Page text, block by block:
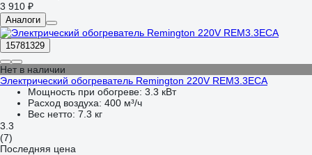
3 910 ₽
Аналоги
15781329
Нет в наличии
Электрический обогреватель Remington 220V REM3.3ECA
Мощность при обогреве: 3.3 кВт
Расход воздуха: 400 м³/ч
Вес нетто: 7.3 кг
3.3
(7)
Последняя цена